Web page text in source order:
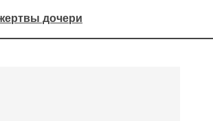
дочери